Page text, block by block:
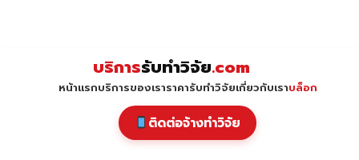
บริการรับทำวิจัย.com
หน้าแรกบริการของเราราคารับทำวิจัยเกี่ยวกับเราบล็อก
ติดต่อจ้างทำวิจัย